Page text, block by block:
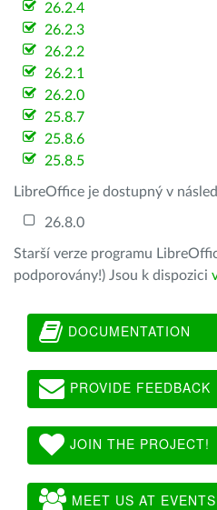
26.2.4
26.2.3
26.2.2
26.2.1
26.2.0
25.8.7
25.8.6
25.8.5
LibreOffice je dostupný v
26.8.0
Starší verze programu
podporovány!) Jsou k dispozici
DOCUMENTATION
PROVIDE FEEDBACK
JOIN THE PROJECT!
MEET US AT EVENTS